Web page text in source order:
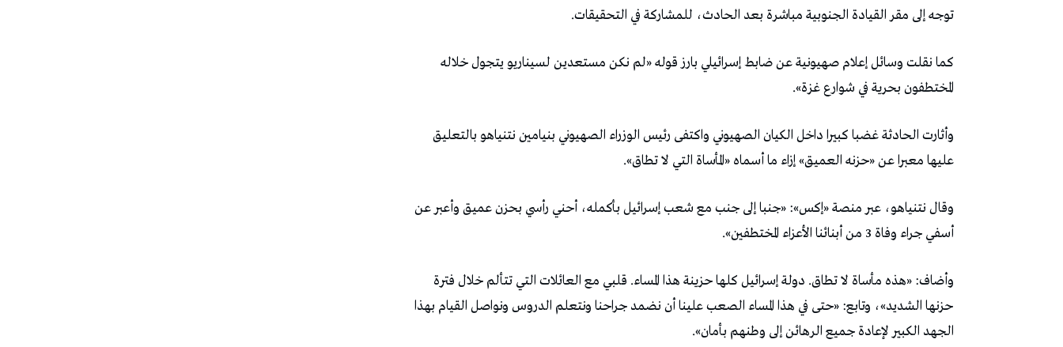
توجه إلى مقر القيادة الجنوبية مباشرة بعد الحادث، للمشاركة في التحقيقات.
كما نقلت وسائل إعلام صهيونية عن ضابط إسرائيلي بارز قوله «لم نكن مستعدين لسيناريو يتجول خلاله
المختطفون بحرية في شوارع غزة».
وأثارت الحادثة غضبا كبيرا داخل الكيان الصهيوني واكتفى رئيس الوزراء الصهيوني بنيامين نتنياهو بالتعليق
عليها معبرا عن «حزنه العميق» إزاء ما أسماه «المأساة التي لا تطاق».
وقال نتنياهو، عبر منصة «إكس»: «جنبا إلى جنب مع شعب إسرائيل بأكمله، أحني رأسي بحزن عميق وأعبر عن
أسفي جراء وفاة 3 من أبنائنا الأعزاء المختطفين».
وأضاف: «هذه مأساة لا تطاق. دولة إسرائيل كلها حزينة هذا المساء. قلبي مع العائلات التي تتألم خلال فترة
حزنها الشديد»، وتابع: «حتى في هذا المساء الصعب علينا أن نضمد جراحنا ونتعلم الدروس ونواصل القيام بهذا
الجهد الكبير لإعادة جميع الرهائن إلى وطنهم بأمان».